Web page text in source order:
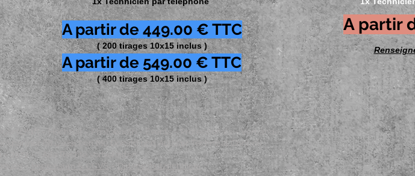
A partir de 449.00 € TTC
( 200 tirages 10x15 inclus )
A partir de 549.00 € TTC
( 400 tirages 10x15 inclus )
A partir
- Hochzeit - Photobooth - Events - Professionals - Verbände
68 (zwischen Mc Donald und Autosur Technical Control)
2022 - *
Alle Rechte vorbehalten
-
Impressum & CGVS -Datenschutzrichtlinie